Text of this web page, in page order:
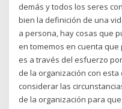
demás y todos los seres
bien la definición de una
a persona, hay cosas que
en tomemos en cuenta
es a través del esfuerzo
de la organización con
considerar las
de la organización para